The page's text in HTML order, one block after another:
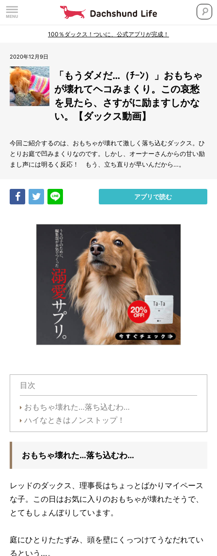
100％ダックス！ついに、公式アプリが完成！
2020年12月9日
「もうダメだ…（ﾁｰﾝ）」おもちゃ
が壊れてヘコみまくり。この哀愁
を見たら、さすがに励ますしかな
い。【ダックス動画】
今回ご紹介するのは、おもちゃが壊れて激しく落ち込むダックス。ひ
とりお庭で凹みまくりなのです。しかし、オーナーさんからの甘い励
まし声には明るく反応！ もう、立ち直りが早いんだから…。
Share Tweet アプリで読む
目次
おもちゃ壊れた…落ち込むわ…
ハイなときはノンストップ！
おもちゃ壊れた…落ち込むわ…
レッドのダックス、理事長はちょっとばかりマイペース
な子。この日はお気に入りのおもちゃが壊れたそうで、
とてもしょんぼりしています。
庭にひとりたたずみ、頭を壁にくっつけてうなだれてい
るという…。